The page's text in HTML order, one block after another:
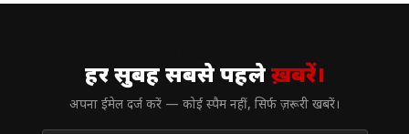
हर सुबह सबसे पहलेख़बरें।
अपना ईमेल दर्ज करें — कोई स्पैम नहीं, सिर्फ ज़रूरी खबरें।